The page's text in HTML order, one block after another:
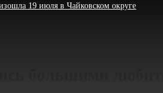
19 июля в Чайковском округе
большими